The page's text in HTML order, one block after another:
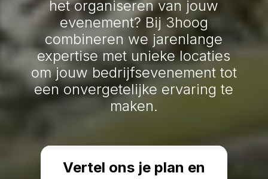
het organiseren van jouw
evenement? Bij 3hoog
combineren we jarenlange
expertise met unieke locaties
om jouw bedrijfsevenement tot
een onvergetelijke ervaring te
maken.